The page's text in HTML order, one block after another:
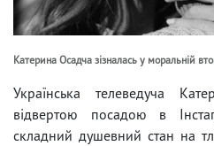
Катерина Осадча зізналась у моральній
Українська телеведуча
відвертою посадою в
складний душевний стан на